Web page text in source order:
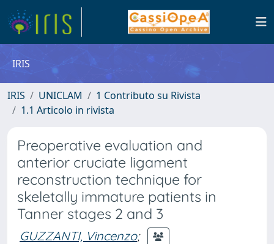
IRIS
IRIS UNICLAM
1 Contributo su Rivista
1.1 Articolo in rivista
Preoperative evaluation and
anterior cruciate ligament
reconstruction technique for
skeletally immature patients in
Tanner stages 2 and 3
GUZZANTI, Vincenzo;